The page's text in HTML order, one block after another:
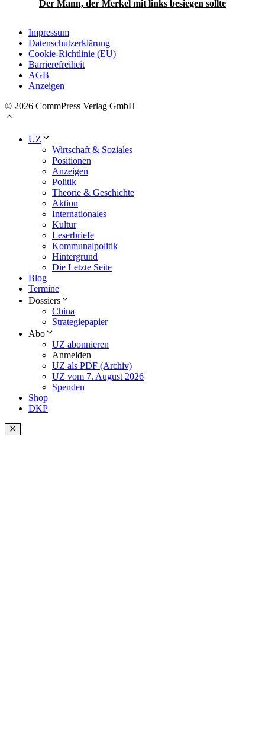
Der Mann, der Merkel mit links besiegen sollte
Impressum
Datenschutzerklärung
Cookie-Richtlinie (EU)
Barrierefreiheit
AGB
Anzeigen
© 2026 CommPress Verlag GmbH
UZ
Wirtschaft & Soziales
Positionen
Anzeigen
Politik
Theorie & Geschichte
Aktion
Internationales
Kultur
Leserbriefe
Kommunalpolitik
Hintergrund
Die Letzte Seite
Blog
Termine
Dossiers
China
Strategiepapier
Abo
UZ abonnieren
Anmelden
UZ als PDF (Archiv)
UZ vom 7. August 2026
Spenden
Shop
DKP
Schließen